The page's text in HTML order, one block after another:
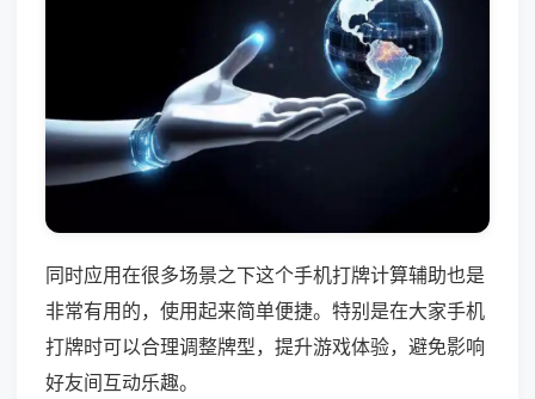
同时应用在很多场景之下这个手机打牌计算辅助也是
非常有用的，使用起来简单便捷。特别是在大家手机
打牌时可以合理调整牌型，提升游戏体验，避免影响
好友间互动乐趣。